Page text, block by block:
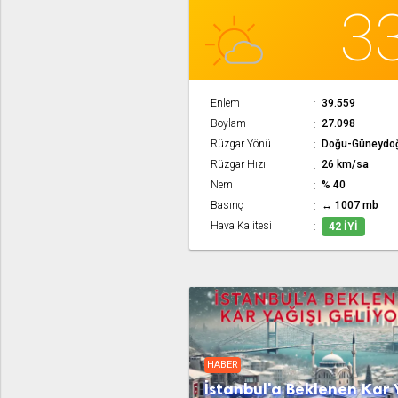
Enlem
39.559
Boylam
27.098
Rüzgar Yönü
Doğu-
Rüzgar Hızı
26 km/sa
Nem
% 40
Basınç
↔ 1007 mb
Hava Kalitesi
42 İYI
HABER
İstanbul'a Beklenen Kar